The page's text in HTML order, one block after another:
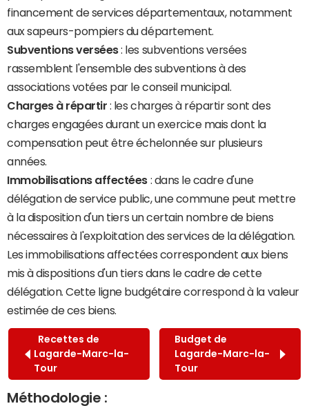
financement de services départementaux, notamment
aux sapeurs-pompiers du département.
Subventions versées: les subventions versées
rassemblent l'ensemble des subventions à des
associations votées par le conseil municipal.
Charges à répartir : les charges à répartir sont des
charges engagées durant un exercice mais dont la
compensation peut être échelonnée sur plusieurs
années.
Immobilisations affectées : dans le cadre d'une
délégation de service public, une commune peut mettre
à la disposition d'un tiers un certain nombre de biens
nécessaires à l'exploitation des services de la délégation.
Les immobilisations affectées correspondent aux biens
mis à dispositions d'un tiers dans le cadre de cette
délégation. Cette ligne budgétaire correspond à la valeur
estimée de ces biens.
Recettes de
Lagarde-Marc-la-
Tour
Budget de
Lagarde-Marc-la-
Tour
Méthodologie :